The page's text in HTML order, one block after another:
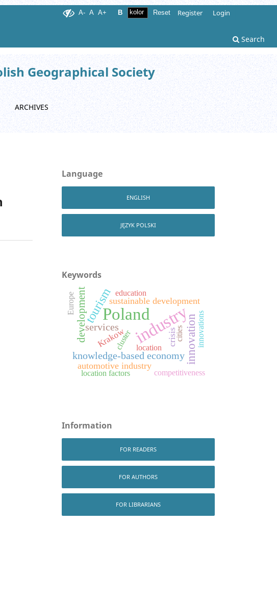
Search
Geographical Society
ARCHIVES
A- A A+ B Reset Register Login
Language
ENGLISH
JĘZYK POLSKI
Keywords
industry
Poland
tourism
innovation
developmentservices
knowledge-based economy
automotive industry
sustainable development
crisis
Krakow innovations
location
competitiveness
cluster
education
cities
Europe
location factors
Information
FOR READERS
FOR AUTHORS
FOR LIBRARIANS